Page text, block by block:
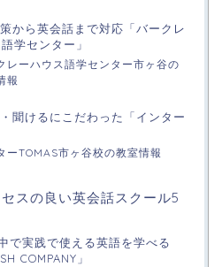
から英会話まで対応「バークレ
学センター」
レーハウス語学センター市ヶ谷の
報
聞けるにこだわった「インター
ーTOMAS市ヶ谷校の教室情報
スの良い英会話スクール5
で実践で使える英語を学べる
COMPANY」